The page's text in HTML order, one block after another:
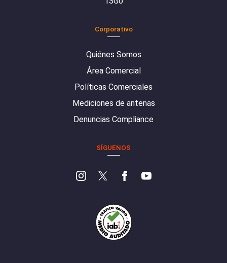
Corporativo
Quiénes Somos
Área Comercial
Políticas Comerciales
Mediciones de antenas
Denuncias Compliance
SÍGUENOS